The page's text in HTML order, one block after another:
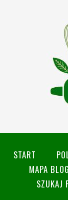
START
MAPA
SZUKAJ